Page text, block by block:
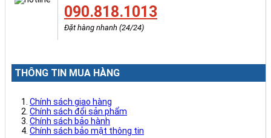
090.818.1013
Đặt hàng nhanh (24/24)
THÔNG TIN MUA HÀNG
Chính sách giao hàng
Chính sách đổi sản phẩm
Chính sách bảo hành
Chính sách bảo mật thông tin